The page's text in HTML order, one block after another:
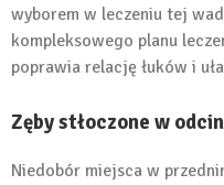
wyborem w leczeniu tej
kompleksowego planu
poprawia relację łuków i
Zęby stłoczone w
Niedobór miejsca w